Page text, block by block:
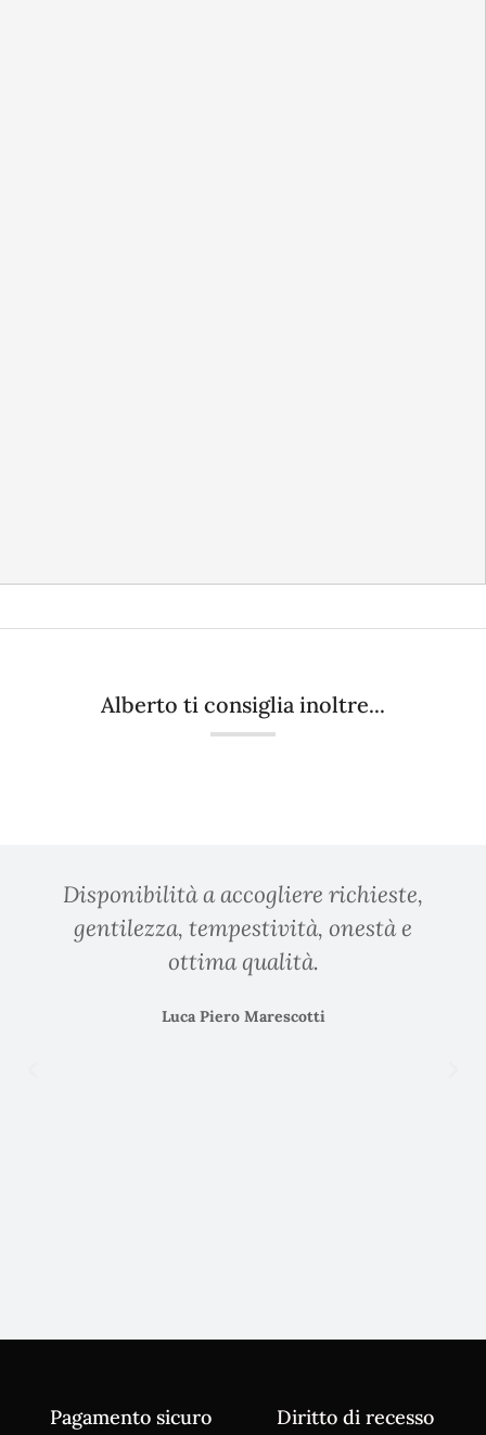
Alberto ti consiglia inoltre...
Disponibilità a accogliere richieste,
gentilezza, tempestività, onestà e
ottima qualità.
Luca Piero Marescotti
Pagamento sicuro Diritto di recesso